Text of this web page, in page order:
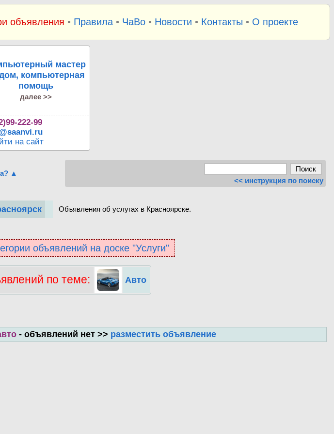
объявления • Правила• ЧаВо• Новости • Контакты • О проекте
мастер
компьютерная
помощь
далее >>
222-99
на сайт
▲
<< инструкция по поиску
Объявления об услугах в Красноярске.
объявлений на доске "Услуги"
по теме: Авто
- объявлений нет >> разместить объявление